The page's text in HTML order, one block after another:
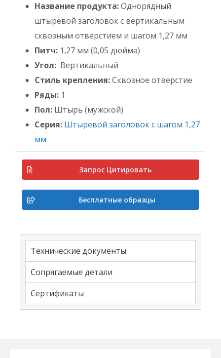
Название продукта:Однорядный
штыревой заголовок с вертикальным
сквозным отверстием и шагом 1,27 мм
Питч: 1,27 мм (0,05 дюйма)
Угол: Вертикальный
Стиль крепления:Сквозное отверстие
Ряды: 1
Пол: Штырь (мужской)
Серия: Штыревой заголовок с шагом 1,27
мм
Запрос Цитировать
Бесплатные образцы
Технические документы
Сопрягаемые детали
Сертификаты